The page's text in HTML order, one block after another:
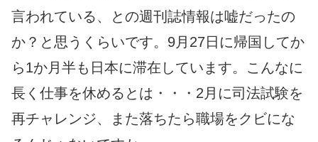
言われている、との週刊誌情報は嘘だったの
か？と思うくらいです。9月27日に帰国してか
ら1か月半も日本に滞在しています。こんなに
長く仕事を休めるとは・・・2月に司法試験を
再チャレンジ、また落ちたら職場をクビにな